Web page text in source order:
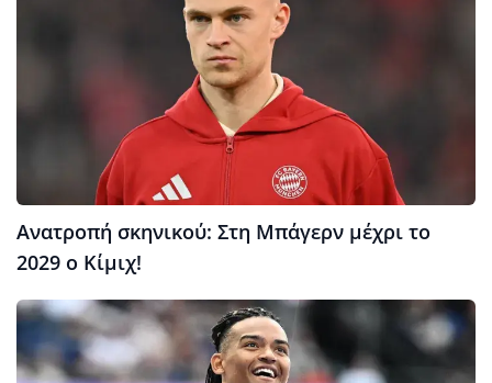
Ανατροπή σκηνικού: Στη Μπάγερν μέχρι το
2029 ο Κίμιχ!